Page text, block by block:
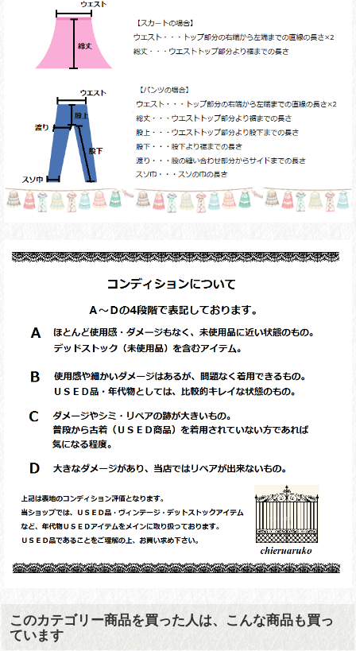
このカテゴリー商品を買った人は、こんな商品も買っ
ています